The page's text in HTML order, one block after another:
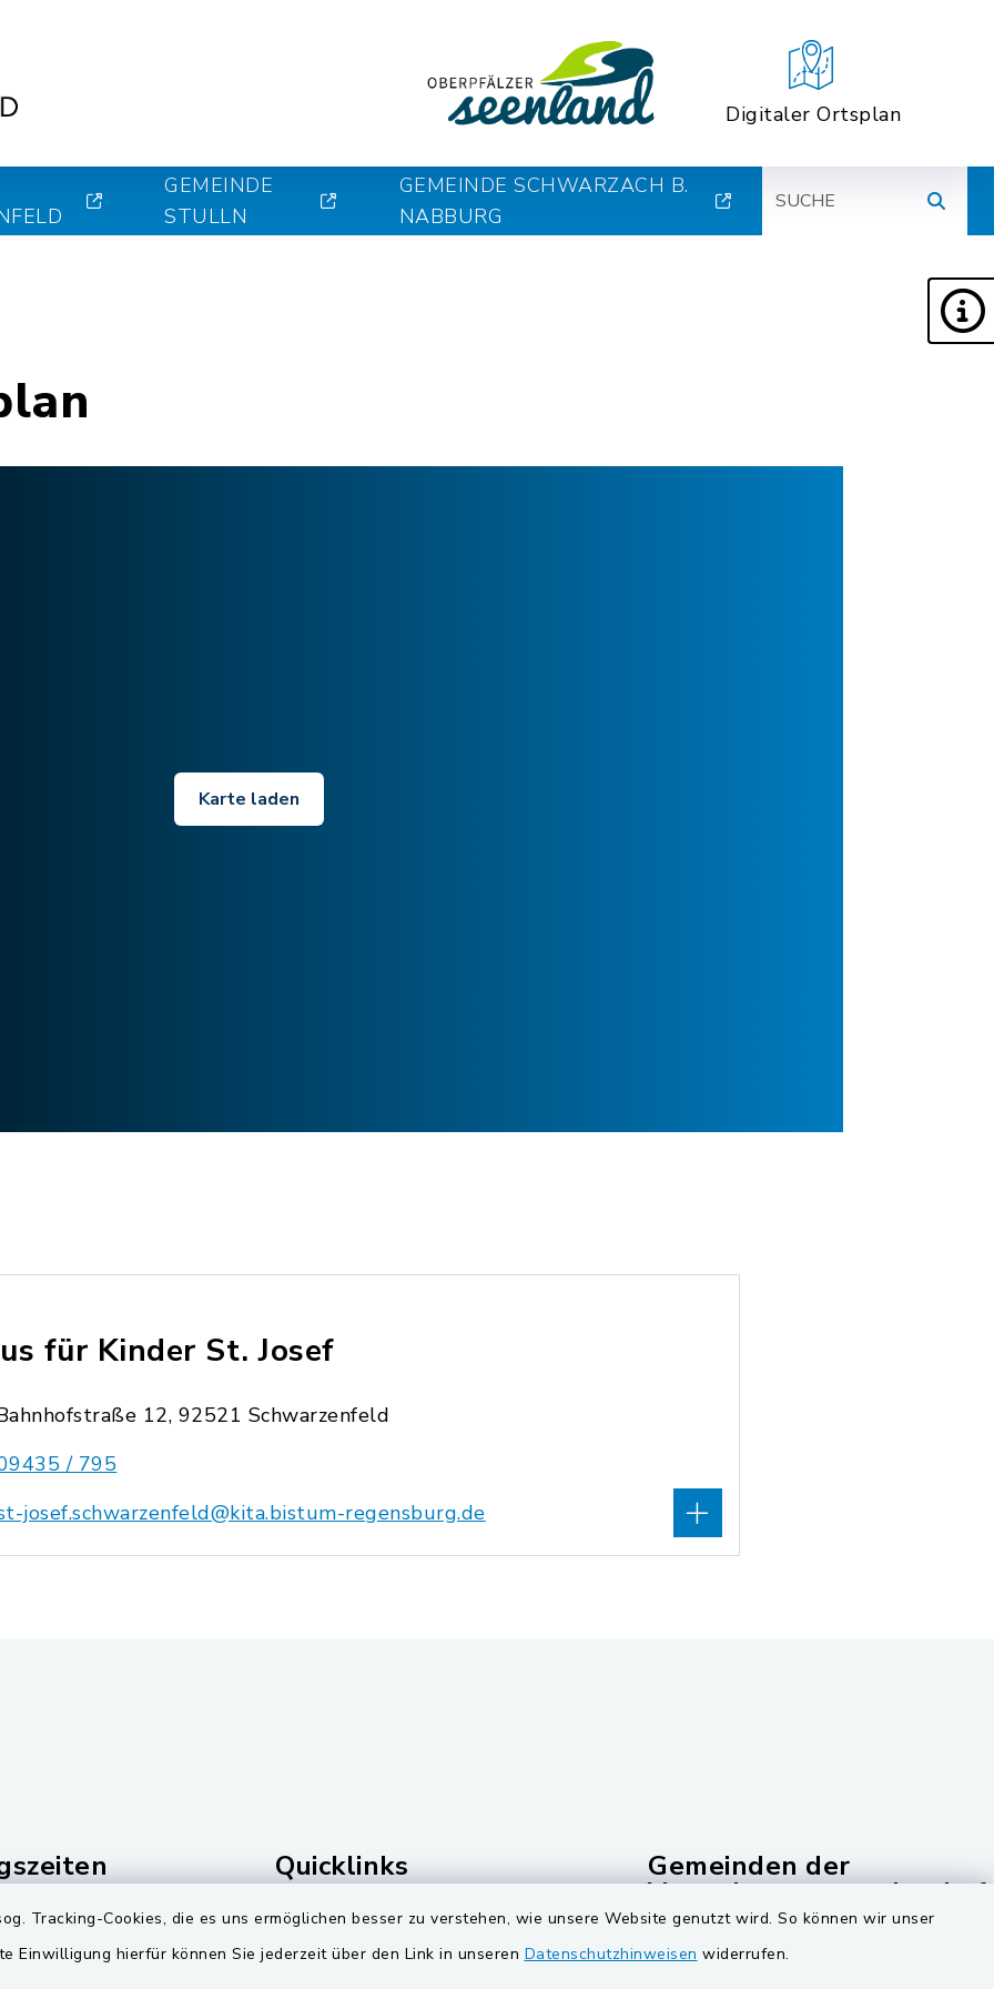
Tracking-Cookies, die es uns ermöglichen besser zu verstehen, wie unsere Website genutzt wird. So können wir unser
Einwilligung hierfür können Sie jederzeit über den Link in unseren Datenschutzhinweisen widerrufen.
Digitaler Ortsplan
GEMEINDE
STULLN
GEMEINDE SCHWARZACH B.
NABBURG
Karte laden
für Kinder St. Josef
12, 92521 Schwarzenfeld
/ 795
josef.schwarzenfeld@kita.bistum-regensburg.de
Uhr
Quicklinks
Landkreis Schwandorf
Zweckverband Pretzbrucker
Gemeinden der
Gemeinde Schwarzach bei Nabburg